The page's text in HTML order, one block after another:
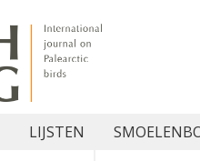
LIJSTEN